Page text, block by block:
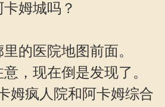
姆城吗？
的医院地图前面。
，现在倒是发现了。
姆疯人院和阿卡姆综合